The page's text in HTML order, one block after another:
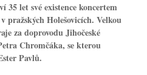
35 let své existence koncertem
pražských Holešovicích. Velkou
za doprovodu Jihočeské
Chromčáka, se kterou
Pavlů.